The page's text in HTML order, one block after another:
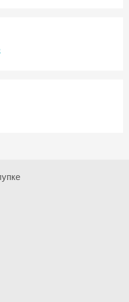
почту и получи
бронирование!